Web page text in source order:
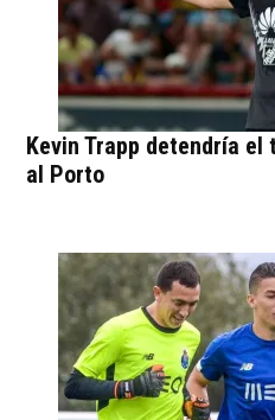
Kevin Trapp detendría el
al Porto